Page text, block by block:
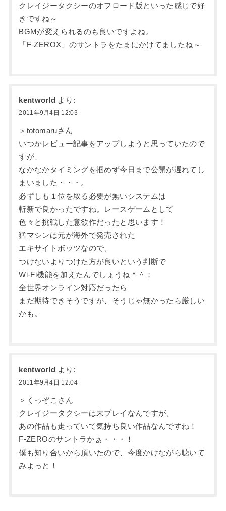
クレイジータクシーのオフロード版といった感じで好
きですね～
BGMが変えられるのも良いですよね。
「F-ZEROX」のサントラをたまにかけてましたね～
kentworld より:
2011年9月4日 12:03
＞totomaruさん
いつかレビュー記事をアップしようと思っていたので
すが、
なかなかタイミングを掴めず今日まで公開が遅れてし
まいました・・・。
必ずしも１位を取る必要が無いシステムは
斬新で良かったですね。レースゲームとして
色々と挑戦した意欲作だったと思います！
猛マシンは元が海外で発売された
エキサイトボッツなので、
つけないよりつけた方が良いという判断で
Wi-Fi機能を加えたんでしょうね＾＾；
全世界オンライン対応だったら
まだ期待できそうですが、そうじゃ無かったら厳しい
かも。
kentworld より:
2011年9月4日 12:04
＞くっぞこさん
クレイジータクシーは未プレイなんですが、
あの作品も走っていて気持ち良い作品なんですね！
F-ZEROのサントラかぁ・・・！
僕も知り合いから頂いたので、今度かけながら聴いて
みよっと！